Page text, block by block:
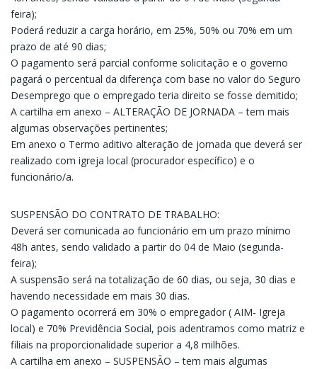
feira);
Poderá reduzir a carga horário, em 25%, 50% ou 70% em um
prazo de até 90 dias;
O pagamento será parcial conforme solicitação e o governo
pagará o percentual da diferença com base no valor do Seguro
Desemprego que o empregado teria direito se fosse demitido;
A cartilha em anexo – ALTERAÇÃO DE JORNADA – tem mais
algumas observações pertinentes;
Em anexo o Termo aditivo alteração de jornada que deverá ser
realizado com igreja local (procurador específico) e o
funcionário/a.
SUSPENSÃO DO CONTRATO DE TRABALHO:
Deverá ser comunicada ao funcionário em um prazo mínimo
48h antes, sendo validado a partir do 04 de Maio (segunda-
feira);
A suspensão será na totalização de 60 dias, ou seja, 30 dias e
havendo necessidade em mais 30 dias.
O pagamento ocorrerá em 30% o empregador ( AIM- Igreja
local) e 70% Previdência Social, pois adentramos como matriz e
filiais na proporcionalidade superior a 4,8 milhões.
A cartilha em anexo – SUSPENSÃO – tem mais algumas